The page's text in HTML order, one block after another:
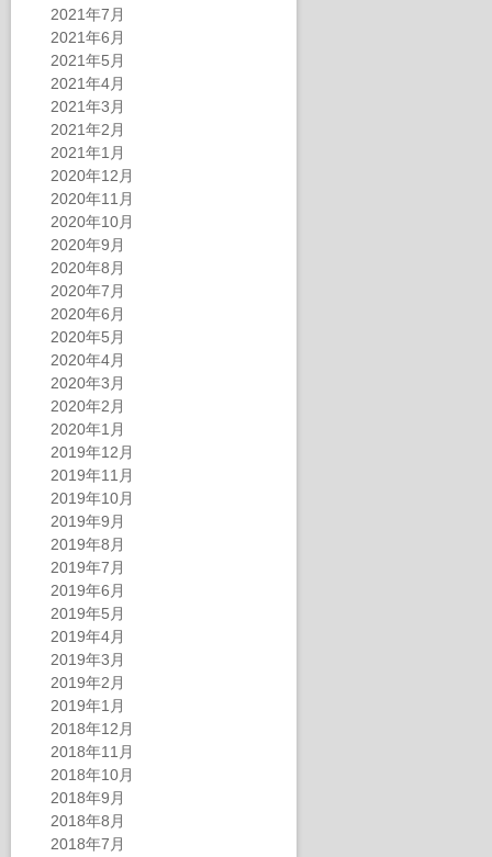
2021年7月
2021年6月
2021年5月
2021年4月
2021年3月
2021年2月
2021年1月
2020年12月
2020年11月
2020年10月
2020年9月
2020年8月
2020年7月
2020年6月
2020年5月
2020年4月
2020年3月
2020年2月
2020年1月
2019年12月
2019年11月
2019年10月
2019年9月
2019年8月
2019年7月
2019年6月
2019年5月
2019年4月
2019年3月
2019年2月
2019年1月
2018年12月
2018年11月
2018年10月
2018年9月
2018年8月
2018年7月